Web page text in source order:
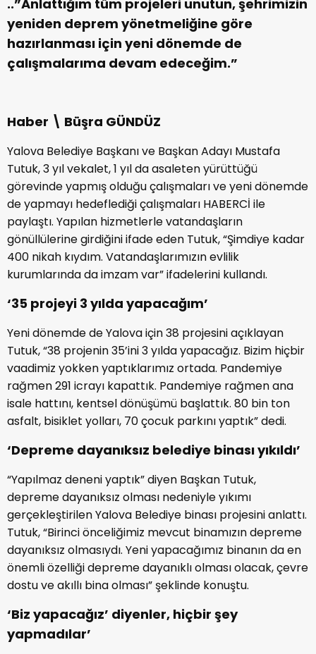
..”Anlattığım tüm projeleri unutun, şehrimizin
yeniden deprem yönetmeliğine göre
hazırlanması için yeni dönemde de
çalışmalarıma devam edeceğim.”
Haber \ Büşra GÜNDÜZ
Yalova Belediye Başkanı ve Başkan Adayı Mustafa
Tutuk, 3 yıl vekalet, 1 yıl da asaleten yürüttüğü
görevinde yapmış olduğu çalışmaları ve yeni dönemde
de yapmayı hedeflediği çalışmaları HABERCİ ile
paylaştı. Yapılan hizmetlerle vatandaşların
gönüllülerine girdiğini ifade eden Tutuk, “Şimdiye kadar
400 nikah kıydım. Vatandaşlarımızın evlilik
kurumlarında da imzam var” ifadelerini kullandı.
‘35 projeyi 3 yılda yapacağım’
Yeni dönemde de Yalova için 38 projesini açıklayan
Tutuk, “38 projenin 35’ini 3 yılda yapacağız. Bizim hiçbir
vaadimiz yokken yaptıklarımız ortada. Pandemiye
rağmen 291 icrayı kapattık. Pandemiye rağmen ana
isale hattını, kentsel dönüşümü başlattık. 80 bin ton
asfalt, bisiklet yolları, 70 çocuk parkını yaptık” dedi.
‘Depreme dayanıksız belediye binası yıkıldı’
“Yapılmaz deneni yaptık” diyen Başkan Tutuk,
depreme dayanıksız olması nedeniyle yıkımı
gerçekleştirilen Yalova Belediye binası projesini anlattı.
Tutuk, “Birinci önceliğimiz mevcut binamızın depreme
dayanıksız olmasıydı. Yeni yapacağımız binanın da en
önemli özelliği depreme dayanıklı olması olacak, çevre
dostu ve akıllı bina olması” şeklinde konuştu.
‘Biz yapacağız’ diyenler, hiçbir şey
yapmadılar’